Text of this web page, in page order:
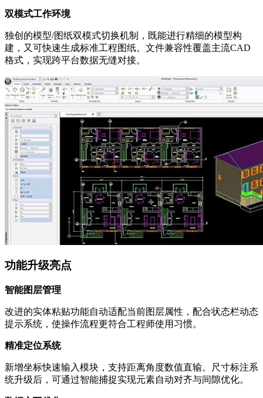
双模式工作环境
独创的模型/图纸双模式切换机制，既能进行精细的模型构
建，又可快速生成标准工程图纸。文件兼容性覆盖主流CAD
格式，实现跨平台数据无缝对接。
功能升级亮点
智能图层管理
改进的实体粘贴功能自动适配当前图层属性，配合状态栏动态
提示系统，使操作流程更符合工程师使用习惯。
精准定位系统
新增坐标快速输入模块，支持距离角度数值直输。尺寸标注系
统升级后，可通过智能捕捉实现元素自动对齐与间隙优化。